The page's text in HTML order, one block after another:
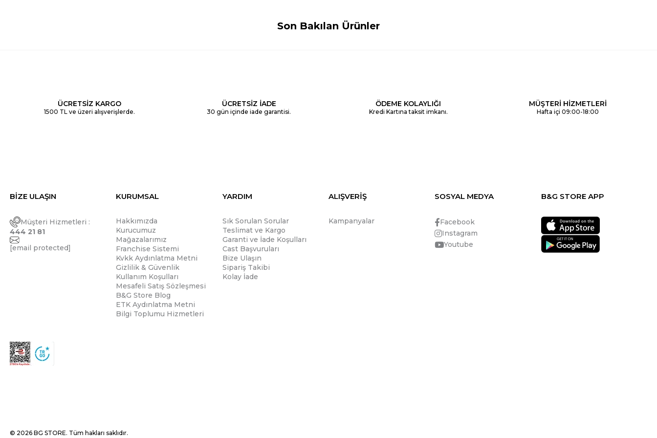
Son Bakılan Ürünler
ÜCRETSİZ KARGO
1500 TL ve üzeri alışverişlerde.
ÜCRETSİZ İADE
30 gün içinde iade garantisi.
ÖDEME KOLAYLIĞI
Kredi Kartına taksit imkanı.
MÜŞTERİ HİZMETLERİ
Hafta içi 09:00-18:00
BİZE ULAŞIN
Müşteri Hizmetleri :
444 21 81
[email protected]
KURUMSAL
Hakkımızda
Kurucumuz
Mağazalarımız
Franchise Sistemi
Kvkk Aydınlatma Metni
Gizlilik & Güvenlik
Kullanım Koşulları
Mesafeli Satış Sözleşmesi
B&G Store Blog
ETK Aydınlatma Metni
Bilgi Toplumu Hizmetleri
YARDIM
Sık Sorulan Sorular
Teslimat ve Kargo
Garanti ve İade Koşulları
Cast Başvuruları
Bize Ulaşın
Sipariş Takibi
Kolay İade
ALIŞVERİŞ
Kampanyalar
SOSYAL MEDYA
Facebook
Instagram
Youtube
B&G STORE APP
© 2026 BG STORE. Tüm hakları saklıdır.